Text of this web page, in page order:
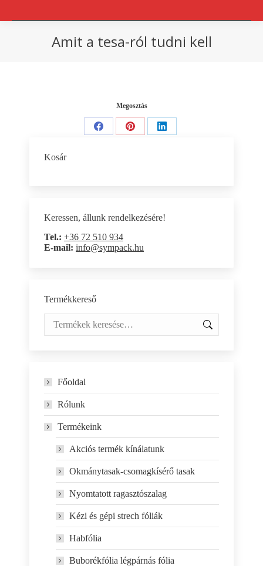
Amit a tesa-ról tudni kell
Megosztás
Share
Share
Share
Kosár
Keressen, állunk rendelkezésére!
Tel.: +36 72 510 934
E-mail: info@sympack.hu
Termékkereső
Főoldal
Rólunk
Termékeink
Akciós termék kínálatunk
Okmánytasak-csomagkísérő tasak
Nyomtatott ragasztószalag
Kézi és gépi strech fóliák
Habfólia
Buborékfólia légpárnás fólia